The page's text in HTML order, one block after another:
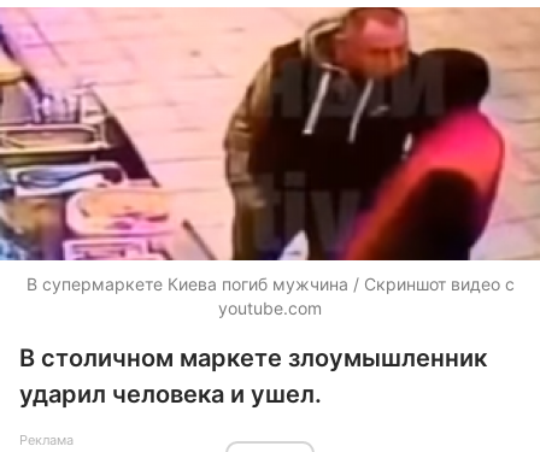
В супермаркете Киева погиб мужчина / Скриншот видео с
youtube.com
В столичном маркете злоумышленник
ударил человека и ушел.
Реклама